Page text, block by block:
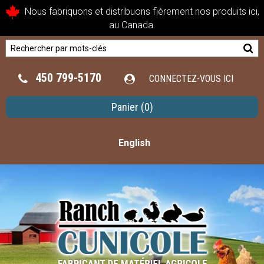
Nous fabriquons et distribuons fièrement nos produits ici,
au Canada.
450 799-5170 CONNECTEZ-VOUS ICI
Panier (0)
English